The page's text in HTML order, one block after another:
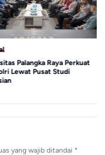
Palangka Raya Perkuat
Lewat Pusat Studi
yang wajib ditandai *